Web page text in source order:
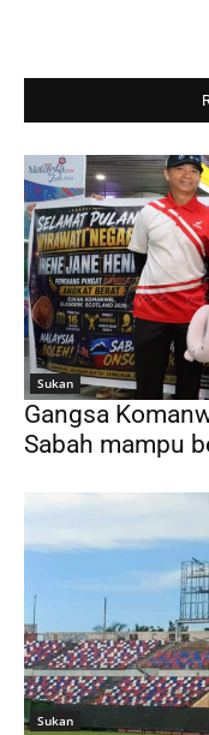
Sukan
Gangsa
Sabah mampu
Sukan